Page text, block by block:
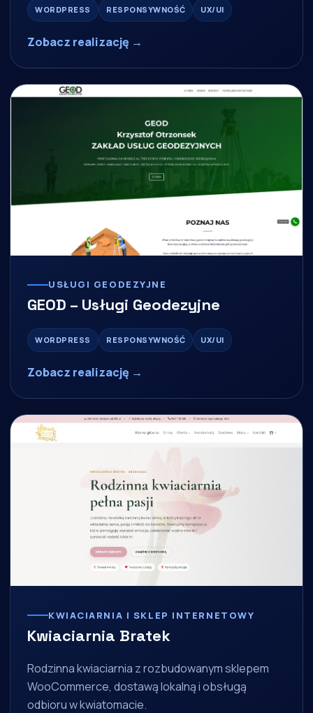
WORDPRESS RESPONSYWNOŚĆ UX/UI
Zobacz realizację →
USŁUGI GEODEZYJNE
GEOD – Usługi Geodezyjne
WORDPRESS RESPONSYWNOŚĆ UX/UI
Zobacz realizację →
KWIACIARNIA I SKLEP INTERNETOWY
Kwiaciarnia Bratek
Rodzinna kwiaciarnia z rozbudowanym sklepem
WooCommerce, dostawą lokalną i obsługą
odbioru w kwiatomacie.